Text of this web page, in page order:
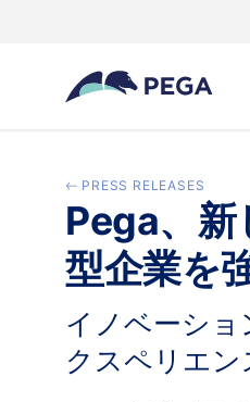
PRESS RELEASES
Pega、
型企業を
イノベーシ
クスペリエ